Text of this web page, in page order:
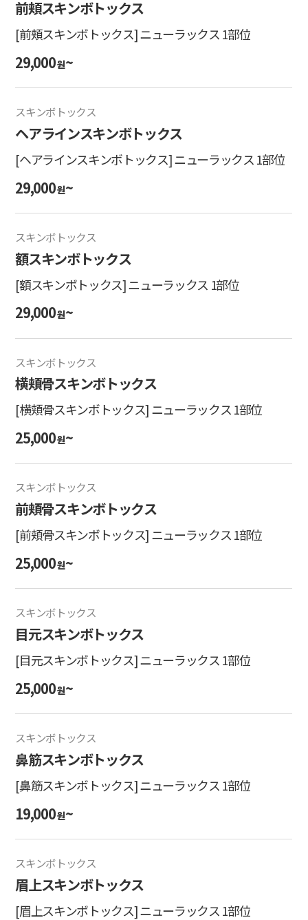
前頬スキンボトックス
[前頬スキンボトックス] ニューラックス 1部位
29,000원~
スキンボトックス
ヘアラインスキンボトックス
[ヘアラインスキンボトックス] ニューラックス 1部位
29,000원~
スキンボトックス
額スキンボトックス
[額スキンボトックス] ニューラックス 1部位
29,000원~
スキンボトックス
横頬骨スキンボトックス
[横頬骨スキンボトックス] ニューラックス 1部位
25,000원~
スキンボトックス
前頬骨スキンボトックス
[前頬骨スキンボトックス] ニューラックス 1部位
25,000원~
スキンボトックス
目元スキンボトックス
[目元スキンボトックス] ニューラックス 1部位
25,000원~
スキンボトックス
鼻筋スキンボトックス
[鼻筋スキンボトックス] ニューラックス 1部位
19,000원~
スキンボトックス
眉上スキンボトックス
[眉上スキンボトックス] ニューラックス 1部位